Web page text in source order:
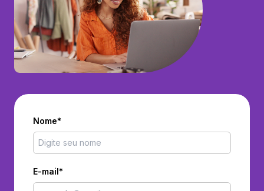
Nome*
E-mail*